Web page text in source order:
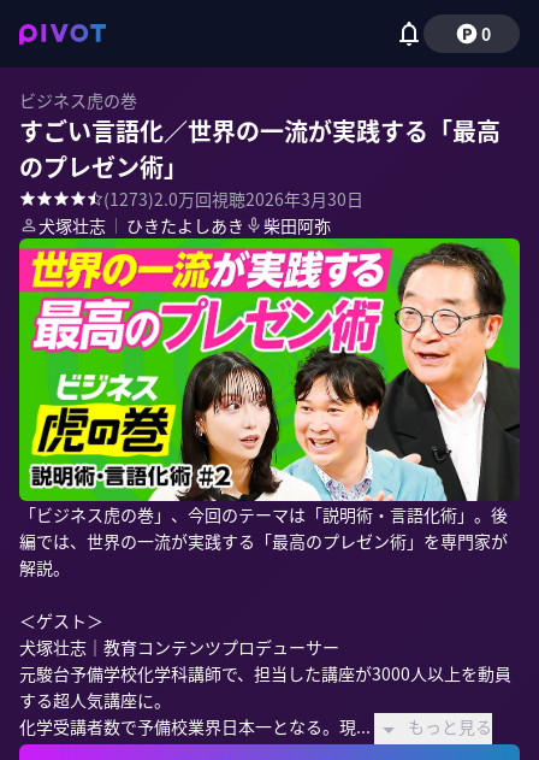
0
ビジネス虎の巻
すごい言語化／世界の一流が実践する「最高
のプレゼン術」
(1273)2.0万回視聴2026年3月30日
犬塚壮志 ｜ ひきたよしあき 柴田阿弥
「ビジネス虎の巻」、今回のテーマは「説明術・言語化術」。後
編では、世界の一流が実践する「最高のプレゼン術」を専門家が
解説。
＜ゲスト＞
犬塚壮志｜教育コンテンツプロデューサー
元駿台予備学校化学科講師で、担当した講座が3000人以上を動員
する超人気講座に。
化学受講者数で予備校業界日本一となる。現...
もっと見る